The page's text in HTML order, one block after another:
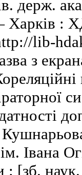
держ.
Харків :
lib-
з
Івана
: [зб.